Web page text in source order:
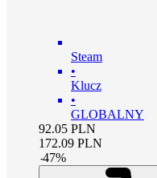
Steam
•
Klucz
•
GLOBALNY
92.05 PLN
172.09 PLN
-47%